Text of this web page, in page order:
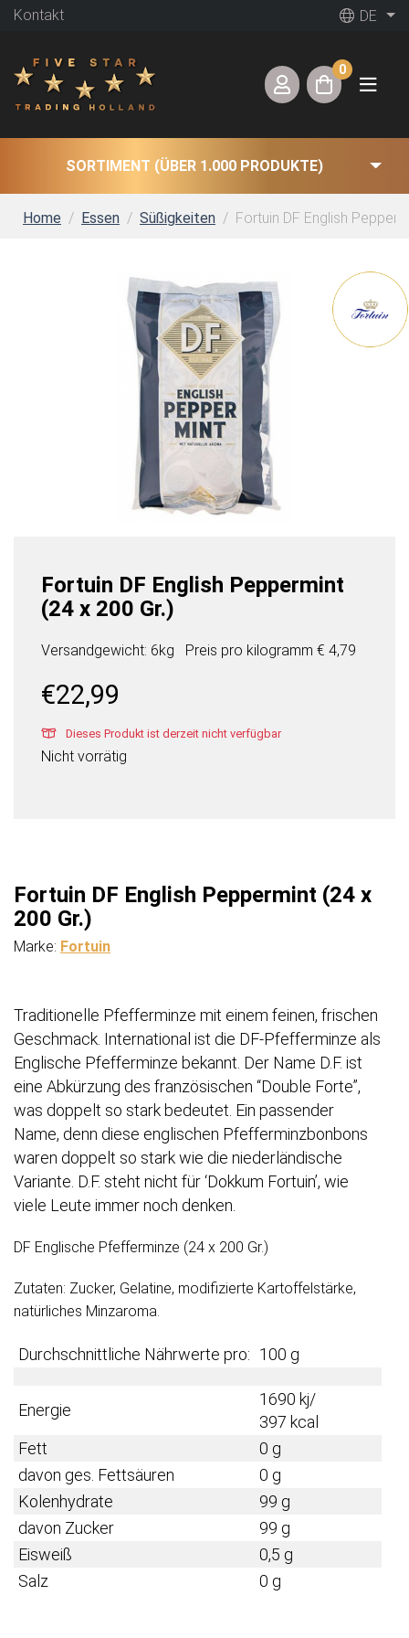
Kontakt DE
0
SORTIMENT (ÜBER 1.000 PRODUKTE)
Home Essen Süßigkeiten Fortuin DF English
Fortuin DF English Peppermint
(24 x 200 Gr.)
Versandgewicht: 6kg Preis pro kilogramm € 4,79
€22,99
Dieses Produkt ist derzeit nicht verfügbar
Nicht vorrätig
Fortuin DF English Peppermint (24 x
200 Gr.)
Marke: Fortuin
Traditionelle Pfefferminze mit einem feinen, frischen
Geschmack. International ist die DF-Pfefferminze als
Englische Pfefferminze bekannt. Der Name D.F. ist
eine Abkürzung des französischen “Double Forte”,
was doppelt so stark bedeutet. Ein passender
Name, denn diese englischen Pfefferminzbonbons
waren doppelt so stark wie die niederländische
Variante. D.F. steht nicht für ‘Dokkum Fortuin’, wie
viele Leute immer noch denken.
DF Englische Pfefferminze (24 x 200 Gr.)
Zutaten: Zucker, Gelatine, modifizierte Kartoffelstärke,
natürliches Minzaroma.
Durchschnittliche Nährwerte pro: 100 g
Energie
1690 kj/
397 kcal
Fett
0 g
davon ges. Fettsäuren
0 g
Kolenhydrate
99 g
davon Zucker
99 g
Eisweiß
0,5 g
Salz
0 g